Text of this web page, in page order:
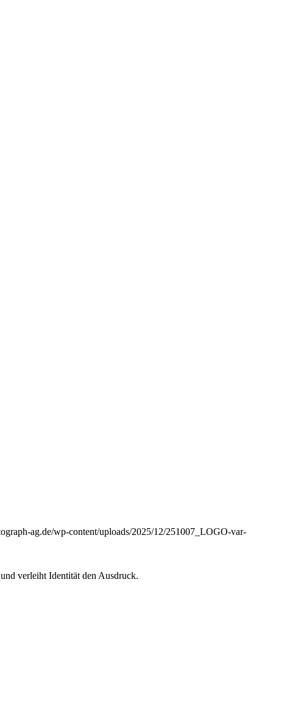
ag.de/wp-content/uploads/2025/12/251007_LOGO-var-
verleiht Identität den Ausdruck.